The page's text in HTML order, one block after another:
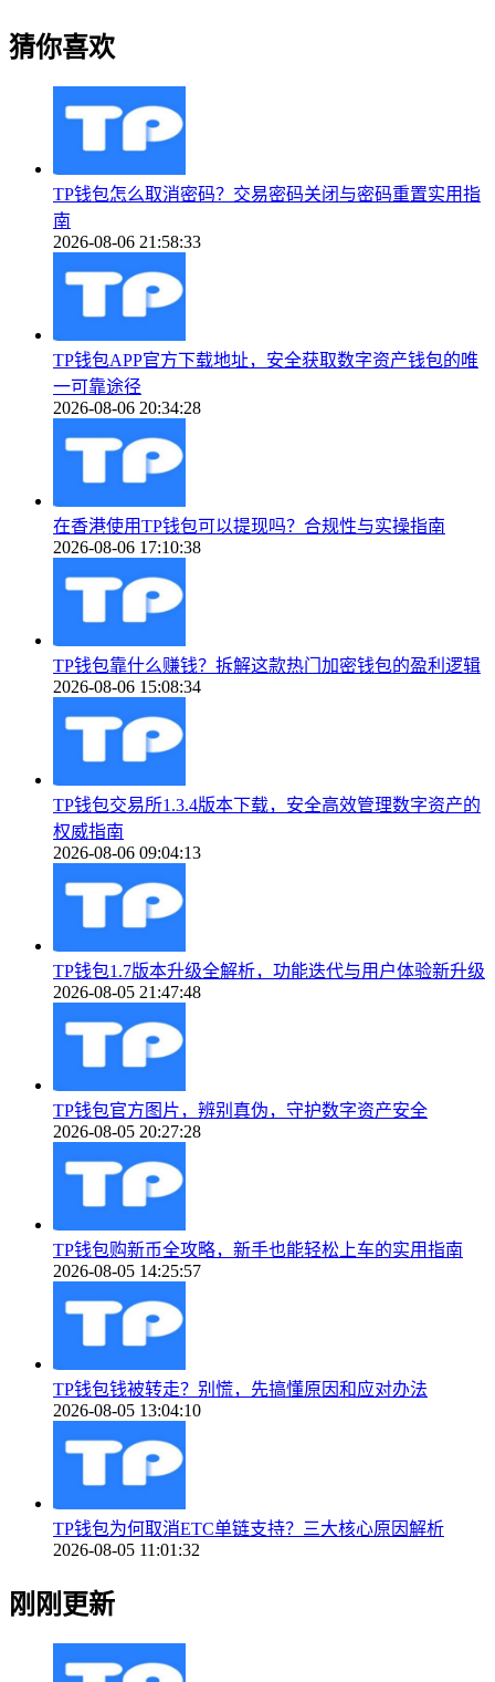
猜你喜欢
TP钱包怎么取消密码？交易密码关闭与密码重置实用指
南
2026-08-06 21:58:33
TP钱包APP官方下载地址，安全获取数字资产钱包的唯
一可靠途径
2026-08-06 20:34:28
在香港使用TP钱包可以提现吗？合规性与实操指南
2026-08-06 17:10:38
TP钱包靠什么赚钱？拆解这款热门加密钱包的盈利逻辑
2026-08-06 15:08:34
TP钱包交易所1.3.4版本下载，安全高效管理数字资产的
权威指南
2026-08-06 09:04:13
TP钱包1.7版本升级全解析，功能迭代与用户体验新升级
2026-08-05 21:47:48
TP钱包官方图片，辨别真伪，守护数字资产安全
2026-08-05 20:27:28
TP钱包购新币全攻略，新手也能轻松上车的实用指南
2026-08-05 14:25:57
TP钱包钱被转走？别慌，先搞懂原因和应对办法
2026-08-05 13:04:10
TP钱包为何取消ETC单链支持？三大核心原因解析
2026-08-05 11:01:32
刚刚更新